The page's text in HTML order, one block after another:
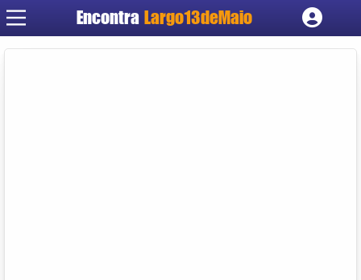
Encontra Largo13deMaio
Cadastrar empresa